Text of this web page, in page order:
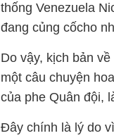
thống Venezuela
đang củng cốcho
Do vậy, kịch bản
một câu chuyện
của phe Quân đội,
Đây chính là lý do